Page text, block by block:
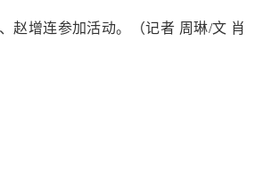
增连参加活动。（记者 周琳/文 肖